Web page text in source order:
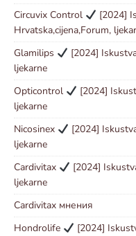
Circuvix Control
[2024]
Hrvatska,cijena,Forum,
Glamilips
[2024]
ljekarne
Opticontrol
[2024]
ljekarne
Nicosinex
[2024]
ljekarne
Cardivitax
[2024]
ljekarne
Cardivitax мнения
Hondrolife
[2024]